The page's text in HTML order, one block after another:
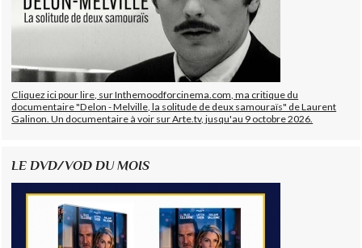
Cliquez ici pour lire, sur Inthemoodforcinema.com, ma critique du
documentaire "Delon - Melville, la solitude de deux samouraïs" de Laurent
Galinon. Un documentaire à voir sur Arte.tv, jusqu'au 9 octobre 2026.
LE DVD/VOD DU MOIS